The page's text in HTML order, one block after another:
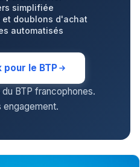
simplifiée
et doublons d'achat
automatisés
pour le BTP
BTP francophones.
engagement.